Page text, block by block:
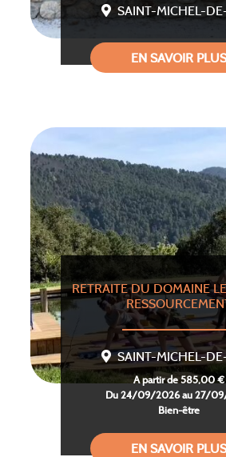
SAINT-MICHEL-
EN SAVOIR PLUS
RETRAITE DU DOMAINE
SAINT-MICHEL-
A partir de 585,00 €
Du 24/09/2026 au 27/
Bien-être
EN SAVOIR PLUS